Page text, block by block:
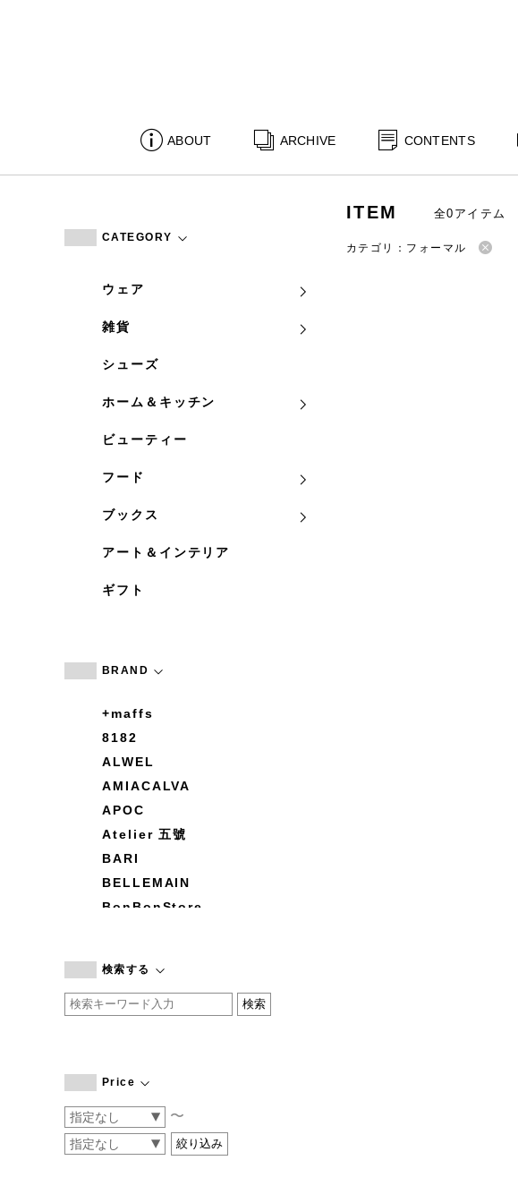
ABOUT ARCHIVE CONTENTS
CATEGORY
ウェア
雑貨
シューズ
ホーム＆キッチン
ビューティー
フード
ブックス
アート＆インテリア
ギフト
BRAND
+maffs
8182
ALWEL
AMIACALVA
APOC
Atelier 五號
BARI
BELLEMAIN
BonBonStore
by basics
CATWORTH
COGTHEBIGSMOKE
CONVERSE
DEAN & DELUCA
検索する
Price
〜
ITEM 全0アイテム
カテゴリ：フォーマル